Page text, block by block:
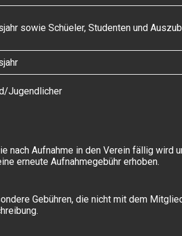
sowie Schüeler, Studenten und
Jugendlicher
nach Aufnahme in den Verein fällig
erneute Aufnahmegebühr erhoben.
Gebühren, die nicht mit dem